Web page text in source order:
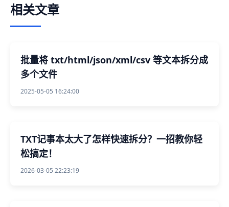
相关文章
批量将 txt/html/json/xml/csv 等文本拆分成
多个文件
2025-05-05 16:24:00
TXT记事本太大了怎样快速拆分？一招教你轻
松搞定！
2026-03-05 22:23:19